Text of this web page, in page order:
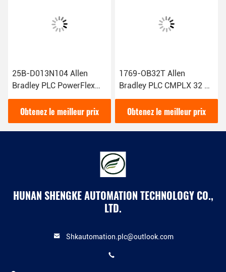
25B-D013N104 Allen
Bradley PLC PowerFlex
525 5,5 kW 7,5 ch à
courant alternatif
Obtenez le meilleur prix
1769-OB32T Allen
Bradley PLC CMPLX 32 Pt
24VDC Module D/O
terminé Produits
originaux
Obtenez le meilleur prix
HUNAN SHENGKE AUTOMATION TECHNOLOGY CO.,
LTD.
Shkautomation.plc@outlook.com